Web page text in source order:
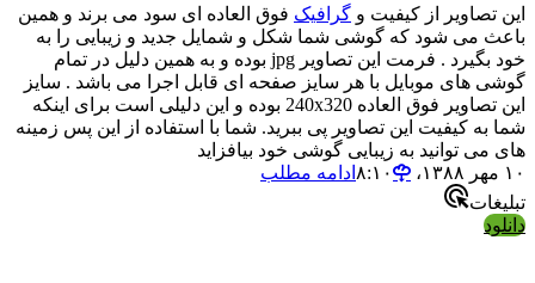
این تصاویر از کیفیت و گرافیک فوق العاده ای سود می برند و همین
باعث می شود که گوشی شما شکل و شمایل جدید و زیبایی را به
خود بگیرد . فرمت این تصاویر jpg بوده و به همین دلیل در تمام
گوشی های موبایل با هر سایز صفحه ای قابل اجرا می باشد . سایز
این تصاویر فوق العاده 240x320 بوده و این دلیلی است برای اینکه
شما به کیفیت این تصاویر پی ببرید. شما با استفاده از این پس زمینه
های می توانید به زیبایی گوشی خود بیافزاید
۱۰ مهر ۱۳۸۸،‏ ۸:۱۰
ادامه مطلب
تبلیغات
دانلود